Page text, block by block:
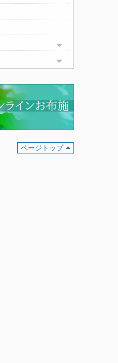
Toggle menu
Toggle menu
ページトップ